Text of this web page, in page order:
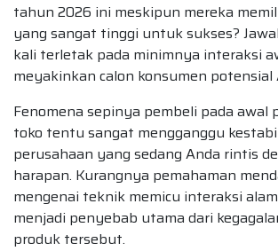
tahun 2026 ini meskipun mereka
yang sangat tinggi untuk sukses?
kali terletak pada minimnya interaksi
meyakinkan calon konsumen potensial
Fenomena sepinya pembeli pada awal
toko tentu sangat mengganggu
perusahaan yang sedang Anda rintis
harapan. Kurangnya pemahaman
mengenai teknik memicu interaksi
menjadi penyebab utama dari
produk tersebut.